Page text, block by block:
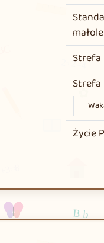
Strefa
Strefa
Życie